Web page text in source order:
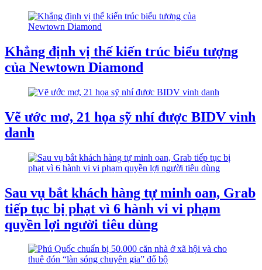
Khẳng định vị thế kiến trúc biểu tượng
của Newtown Diamond
Vẽ ước mơ, 21 họa sỹ nhí được BIDV vinh
danh
Sau vụ bắt khách hàng tự minh oan, Grab
tiếp tục bị phạt vì 6 hành vi vi phạm
quyền lợi người tiêu dùng